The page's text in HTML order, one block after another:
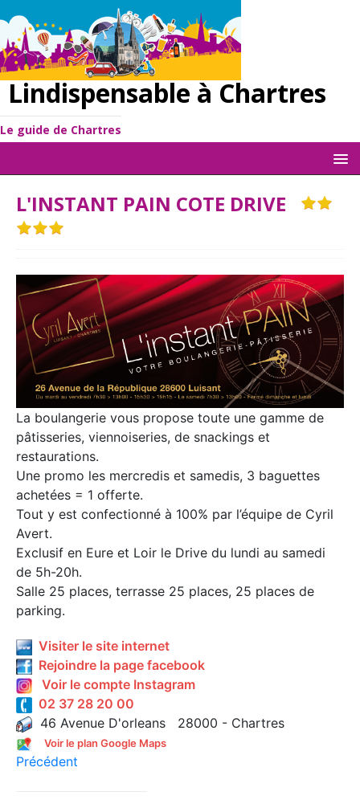
Lindispensable à Chartres
Le guide de Chartres
L'INSTANT PAIN COTE DRIVE
La boulangerie vous propose toute une gamme de
pâtisseries, viennoiseries, de snackings et
restaurations.
Une promo les mercredis et samedis, 3 baguettes
achetées = 1 offerte.
Tout y est confectionné à 100% par l’équipe de Cyril
Avert.
Exclusif en Eure et Loir le Drive du lundi au samedi
de 5h-20h.
Salle 25 places, terrasse 25 places, 25 places de
parking.
Visiter le site internet
Rejoindre la page facebook
Voir le compte Instagram
02 37 28 20 00
46 Avenue D'orleans 28000 - Chartres
Voir le plan Google Maps
Précédent